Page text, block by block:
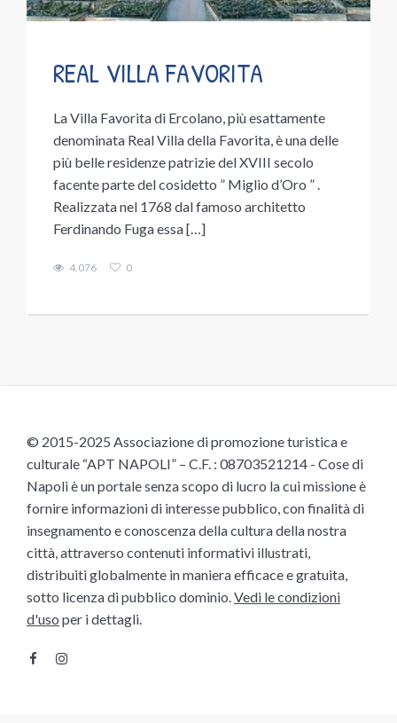
REAL VILLA FAVORITA
La Villa Favorita di Ercolano, più esattamente
denominata Real Villa della Favorita, è una delle
più belle residenze patrizie del XVIII secolo
facente parte del cosidetto ” Miglio d’Oro ” .
Realizzata nel 1768 dal famoso architetto
Ferdinando Fuga essa […]
4.076 0
© 2015-2025 Associazione di promozione turistica e
culturale “APT NAPOLI” – C.F. : 08703521214 - Cose di
Napoli è un portale senza scopo di lucro la cui missione è
fornire informazioni di interesse pubblico, con finalità di
insegnamento e conoscenza della cultura della nostra
città, attraverso contenuti informativi illustrati,
distribuiti globalmente in maniera efficace e gratuita,
sotto licenza di pubblico dominio.Vedi le condizioni
d'uso per i dettagli.